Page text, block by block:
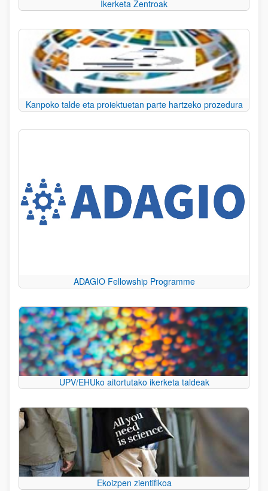
Ikerketa Zentroak
Kanpoko talde eta proiektuetan parte hartzeko prozedura
ADAGIO Fellowship Programme
UPV/EHUko aitortutako ikerketa taldeak
Ekoizpen zientifikoa